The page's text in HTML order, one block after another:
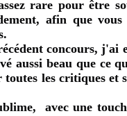
rare pour être
afin que vous
concours,j'ai
aussi beau que ce
les critiques et
avec une